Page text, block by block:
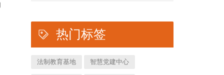
热门标签
法制教育基地 智慧党建中心